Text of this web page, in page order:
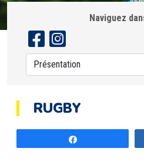
Naviguez
RUGBY